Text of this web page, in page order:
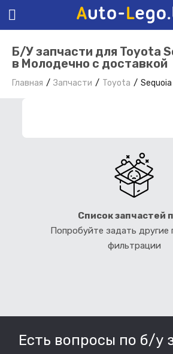
Б/У запчасти для Toyota
в Молодечно с доставкой
Главная Запчасти Toyota Sequoia
Список запчастей
Попробуйте задать другие
фильтрации
Есть вопросы по б/у